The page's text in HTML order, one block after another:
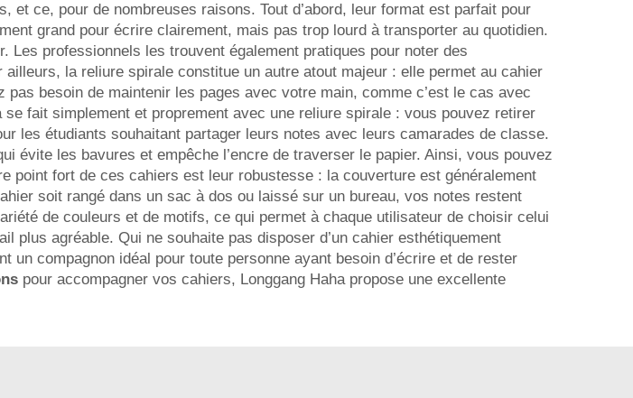
ce, pour de nombreuses raisons. Tout d’abord, leur format est parfait pour
grand pour écrire clairement, mais pas trop lourd à transporter au quotidien.
Les professionnels les trouvent également pratiques pour noter des
la reliure spirale constitue un autre atout majeur : elle permet au cahier
besoin de maintenir les pages avec votre main, comme c’est le cas avec
fait simplement et proprement avec une reliure spirale : vous pouvez retirer
les étudiants souhaitant partager leurs notes avec leurs camarades de classe.
évite les bavures et empêche l’encre de traverser le papier. Ainsi, vous pouvez
fort de ces cahiers est leur robustesse : la couverture est généralement
soit rangé dans un sac à dos ou laissé sur un bureau, vos notes restent
de couleurs et de motifs, ce qui permet à chaque utilisateur de choisir celui
plus agréable. Qui ne souhaite pas disposer d’un cahier esthétiquement
compagnon idéal pour toute personne ayant besoin d’écrire et de rester
pour accompagner vos cahiers, Longgang Haha propose une excellente